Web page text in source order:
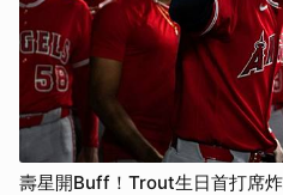
壽星開Buff！Trout生日首打席炸